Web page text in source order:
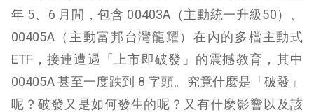
年 5、6 月間，包含 00403A（主動統一升級50）、
00405A（主動富邦台灣龍耀）在內的多檔主動式
ETF，接連遭遇「上市即破發」的震撼教育，其中
00405A 甚至一度跌到 8 字頭。究竟什麼是「破發」
呢？破發又是如何發生的呢？又有什麼影響以及該